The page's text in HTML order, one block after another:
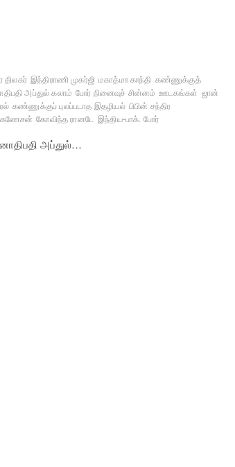
திலகர் இந்திராணி முகர்ஜி மகாத்மா காந்தி கண்ணுக்குத்
அப்துல் கலாம் போர் நினைவுச் சின்னம் ஊடகங்கள் ஜான்
கண்ணுக்குப் புலப்படாத இதழியல் பிபின் சந்திர
கணேசன் கோவிந்த ரானடே இந்திய-பாக். போர்
அப்துல்…